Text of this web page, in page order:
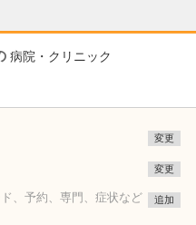
病院・クリニック
変更
変更
、予約、専門、症状など
追加